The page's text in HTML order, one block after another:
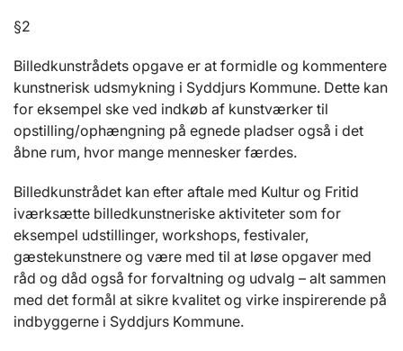
§2
Billedkunstrådets opgave er at formidle og kommentere
kunstnerisk udsmykning i Syddjurs Kommune. Dette kan
for eksempel ske ved indkøb af kunstværker til
opstilling/ophængning på egnede pladser også i det
åbne rum, hvor mange mennesker færdes.
Billedkunstrådet kan efter aftale med Kultur og Fritid
iværksætte billedkunstneriske aktiviteter som for
eksempel udstillinger, workshops, festivaler,
gæstekunstnere og være med til at løse opgaver med
råd og dåd også for forvaltning og udvalg – alt sammen
med det formål at sikre kvalitet og virke inspirerende på
indbyggerne i Syddjurs Kommune.